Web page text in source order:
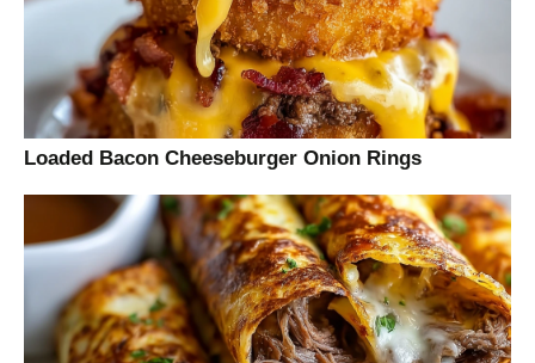
Loaded Bacon Cheeseburger Onion Rings